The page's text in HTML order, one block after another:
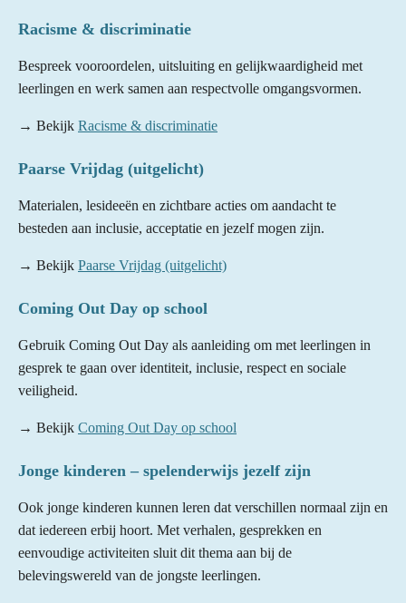
Racisme & discriminatie
Bespreek vooroordelen, uitsluiting en gelijkwaardigheid met
leerlingen en werk samen aan respectvolle omgangsvormen.
→ Bekijk Racisme & discriminatie
Paarse Vrijdag (uitgelicht)
Materialen, lesideeën en zichtbare acties om aandacht te
besteden aan inclusie, acceptatie en jezelf mogen zijn.
→ Bekijk Paarse Vrijdag (uitgelicht)
Coming Out Day op school
Gebruik Coming Out Day als aanleiding om met leerlingen in
gesprek te gaan over identiteit, inclusie, respect en sociale
veiligheid.
→ Bekijk Coming Out Day op school
Jonge kinderen – spelenderwijs jezelf zijn
Ook jonge kinderen kunnen leren dat verschillen normaal zijn en
dat iedereen erbij hoort. Met verhalen, gesprekken en
eenvoudige activiteiten sluit dit thema aan bij de
belevingswereld van de jongste leerlingen.